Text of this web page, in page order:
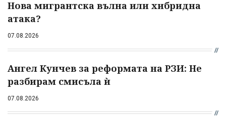
Нова мигрантска вълна или хибридна
атака?
07.08.2026
Ангел Кунчев за реформата на РЗИ: Не
разбирам смисъла ѝ
07.08.2026